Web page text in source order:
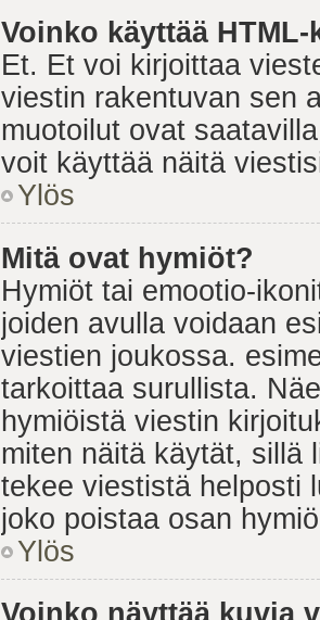
Voinko käyttää
Et. Et voi kirjoittaa
viestin rakentuvan sen
muotoilut ovat
voit käyttää näitä
Ylös
Mitä ovat hymiöt?
Hymiöt tai emootio-
joiden avulla voidaan
viestien joukossa.
tarkoittaa surullista.
hymiöistä viestin
miten näitä käytät, sillä
tekee viestistä helposti
joko poistaa osan
Ylös